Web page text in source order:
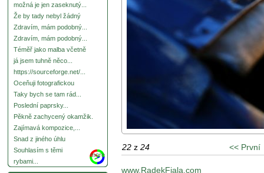
možná je jen zaseknutý...
Že by tady nebyl žádný
Zdravím, mám podobný...
Zdravím, mám podobný...
Téměř jako malba včetně
já jsem tuhně něco...
https://sourceforge.net/...
Oceňuji fotografickou
Taky bych se tam rád...
Poslední paprsky...
Pěkně zachycený okamžik.
Zajímavá kompozice,...
Snad z jiného úhlu
Souhlasím s těmi
rybami...
more
22 z 24 << První
www.RadekFiala.com